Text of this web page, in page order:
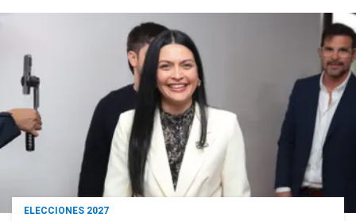
ELECCIONES 2027